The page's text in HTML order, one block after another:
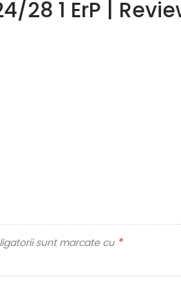
28 1 ErP |
sunt marcate cu *